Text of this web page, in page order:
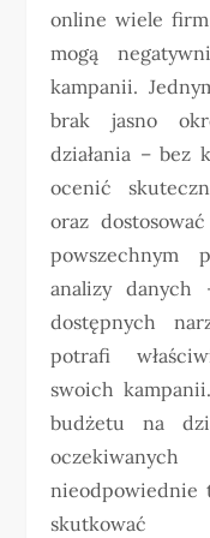
online wiele firm
mogą
kampanii.
brak jasno
działania – bez
ocenić
oraz
powszechnym
analizy
dostępnych
potrafi
swoich
budżetu na
nieodpowiednie
skutkować